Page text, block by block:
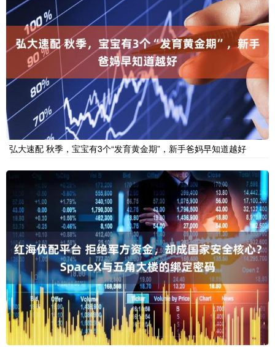
弘大速配 秋季，宝宝有3个“发育黄金期”，新手爸妈早知道越好